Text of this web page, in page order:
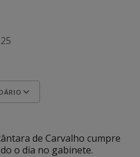
de Carvalho cumpre
o dia no gabinete.